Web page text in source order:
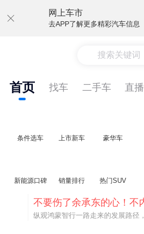
网上车市
去APP了解更多精彩汽车信息
搜索关键词
首页 找车 二手车 直播
条件选车 上市新车 豪华车
新能源口碑 销量排行 热门SUV